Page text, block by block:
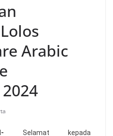
Arabic
Selamat kepada